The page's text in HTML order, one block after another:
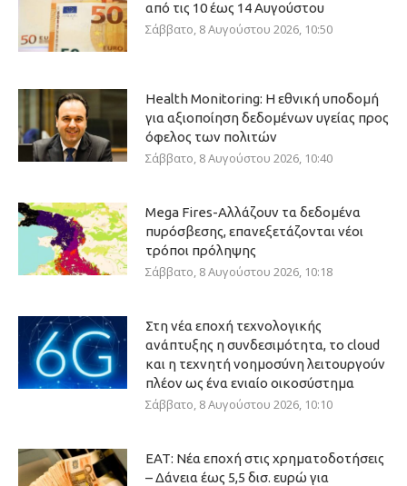
από τις 10 έως 14 Αυγούστου
Σάββατο, 8 Αυγούστου 2026, 10:50
Health Monitoring: Η εθνική υποδομή
για αξιοποίηση δεδομένων υγείας προς
όφελος των πολιτών
Σάββατο, 8 Αυγούστου 2026, 10:40
Mega Fires-Αλλάζουν τα δεδομένα
πυρόσβεσης, επανεξετάζονται νέοι
τρόποι πρόληψης
Σάββατο, 8 Αυγούστου 2026, 10:18
Στη νέα εποχή τεχνολογικής
ανάπτυξης η συνδεσιμότητα, το cloud
και η τεχνητή νοημοσύνη λειτουργούν
πλέον ως ένα ενιαίο οικοσύστημα
Σάββατο, 8 Αυγούστου 2026, 10:10
ΕΑΤ: Νέα εποχή στις χρηματοδοτήσεις
– Δάνεια έως 5,5 δισ. ευρώ για